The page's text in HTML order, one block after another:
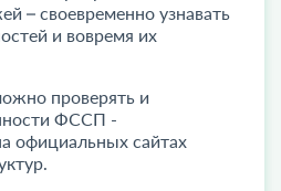
– своевременно узнавать
и вовремя их
проверять и
ФССП -
официальных сайтах